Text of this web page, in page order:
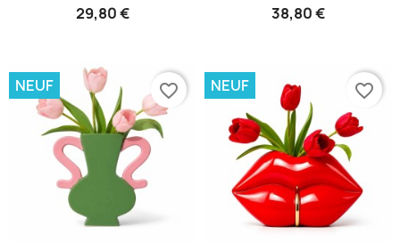
29,80 € 38,80 €
NEUF favorite_border NEUF favorite_border